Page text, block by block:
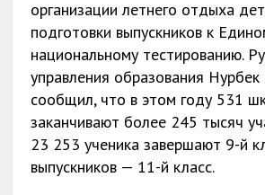
организации летнего отдыха
подготовки выпускников к
национальному тестированию.
управления образования
сообщил, что в этом году 531
заканчивают более 245 тысяч
23 253 ученика завершают 9-й
выпускников — 11-й класс.